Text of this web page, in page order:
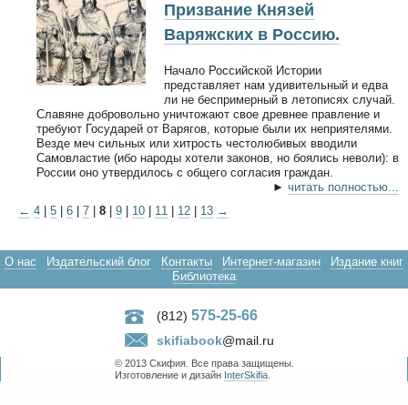
Призвание Князей
Варяжских в Россию.
Начало Российской Истории
представляет нам удивительный и едва
ли не беспримерный в летописях случай.
Славяне добровольно уничтожают свое древнее правление и
требуют Государей от Варягов, которые были их неприятелями.
Везде меч сильных или хитрость честолюбивых вводили
Самовластие (ибо народы хотели законов, но боялись неволи): в
России оно утвердилось с общего согласия граждан.
► читать полностью...
← 4 5 6 7 8 9 10 11 12 13 →
О нас Издательский блог Контакты Интернет-магазин
Издание книг
Библиотека
(812) 575-25-66
skifiabook@mail.ru
© 2013 Скифия. Все права защищены.
Изготовление и дизайн InterSkifia.